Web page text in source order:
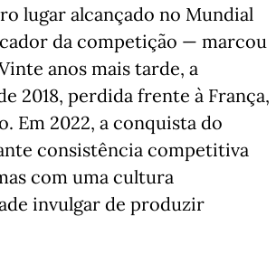
lugar alcançado no Mundial
da competição — marcou
anos mais tarde, a
2018, perdida frente à França,
Em 2022, a conquista do
consistência competitiva
com uma cultura
invulgar de produzir